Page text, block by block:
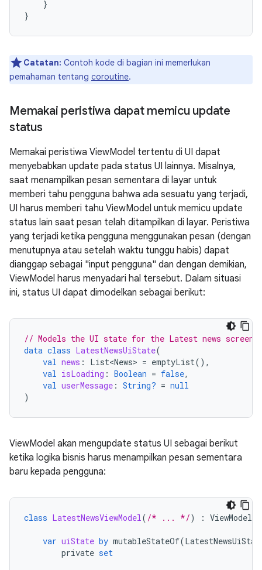
}
}
Catatan: Contoh kode di bagian ini memerlukan
pemahaman tentang coroutine.
Memakai peristiwa dapat memicu update
status
Memakai peristiwa ViewModel tertentu di UI dapat
menyebabkan update pada status UI lainnya. Misalnya,
saat menampilkan pesan sementara di layar untuk
memberi tahu pengguna bahwa ada sesuatu yang terjadi,
UI harus memberi tahu ViewModel untuk memicu update
status lain saat pesan telah ditampilkan di layar. Peristiwa
yang terjadi ketika pengguna menggunakan pesan (dengan
menutupnya atau setelah waktu tunggu habis) dapat
dianggap sebagai "input pengguna" dan dengan demikian,
ViewModel harus menyadari hal tersebut. Dalam situasi
ini, status UI dapat dimodelkan sebagai berikut:
// Models the UI state for the Latest news screen.
data class LatestNewsUiState(
val news : List<News> = emptyList(),
val isLoading : Boolean = false,
val userMessage : String? = null
)
ViewModel akan mengupdate status UI sebagai berikut
ketika logika bisnis harus menampilkan pesan sementara
baru kepada pengguna:
class LatestNewsViewModel( /* ... */) : ViewModel
var uiState by mutableStateOf(
private set